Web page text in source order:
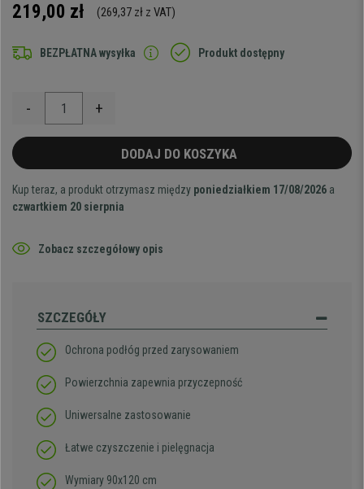
219,00 zł (269,37 zł z VAT)
BEZPŁATNA wysyłka Produkt dostępny
- +
DODAJ DO KOSZYKA
Kup teraz, a produkt otrzymasz między poniedziałkiem 17/08/2026 a
czwartkiem 20 sierpnia
Zobacz szczegółowy opis
SZCZEGÓŁY
Ochrona podłóg przed zarysowaniem
Powierzchnia zapewnia przyczepność
Uniwersalne zastosowanie
Łatwe czyszczenie i pielęgnacja
Wymiary 90x120 cm